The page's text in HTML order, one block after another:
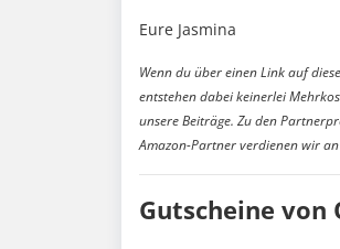
Eure Jasmina
Wenn du über einen Link auf
entstehen dabei keinerlei
unsere Beiträge. Zu den
Amazon-Partner verdienen wir
Gutscheine von